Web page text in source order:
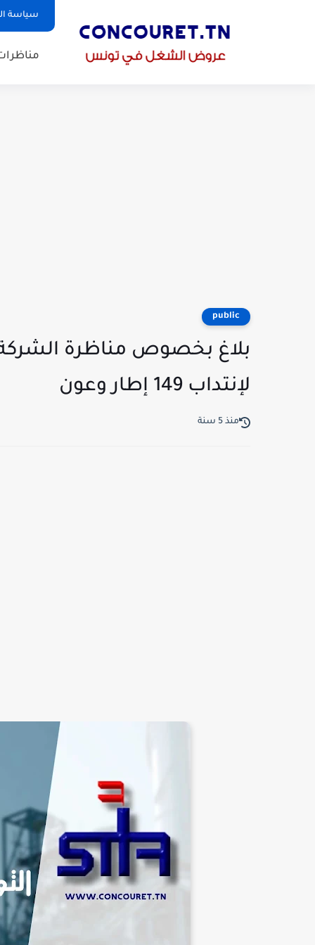
سياسة
public
لإنتداب 149 إطار وعون
منذ 5 سنة